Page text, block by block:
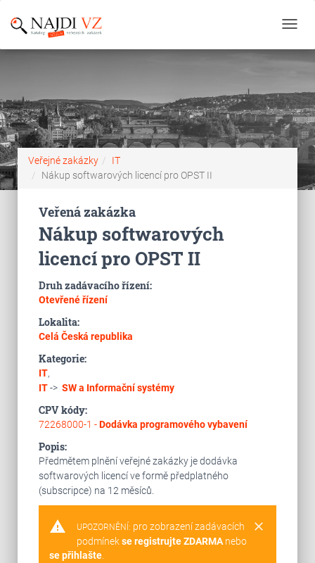
Veřejné zakázky
IT
Nákup softwarových licencí pro OPST II
Veřená zakázka
Nákup softwarových
licencí pro OPST II
Druh zadávacího řízení:
Otevřené řízení
Lokalita:
Celá Česká republika
Kategorie:
IT,
IT-> SW a Informační systémy
CPV kódy:
72268000-1 -Dodávka programového vybavení
Popis:
Předmětem plnění veřejné zakázky je dodávka
softwarových licencí ve formě předplatného
(subscripce) na 12 měsíců.
warning clear
UPOZORNĚNÍ: pro zobrazení zadávacích
podmínekse registrujte ZDARMAnebo
se přihlašte.